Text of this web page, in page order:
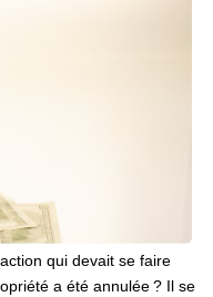
qui devait se faire
a été annulée ? Il se